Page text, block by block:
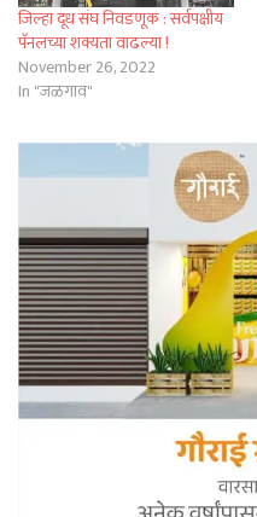
जिल्हा दूध संघ निवडणूक : सर्वपक्षीय
पॅनलच्या शक्यता वाढल्या !
November 26, 2022
In "जळगाव"